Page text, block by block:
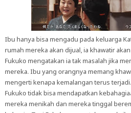
Ibu hanya bisa mengadu pada keluarga
rumah mereka akan dijual, ia khawatir
Fukuko mengatakan ia tak masalah jika
mereka. Ibu yang orangnya memang
mengerti kenapa kemalangan terus
Fukuko tidak bisa mendapatkan
mereka menikah dan mereka tinggal